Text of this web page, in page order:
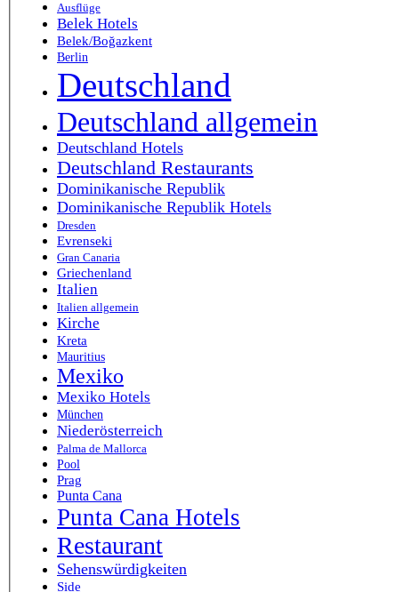
Ausflüge
Belek Hotels
Belek/Boğazkent
Berlin
Deutschland
Deutschland allgemein
Deutschland Hotels
Deutschland Restaurants
Dominikanische Republik
Dominikanische Republik Hotels
Dresden
Evrenseki
Gran Canaria
Griechenland
Italien
Italien allgemein
Kirche
Kreta
Mauritius
Mexiko
Mexiko Hotels
München
Niederösterreich
Palma de Mallorca
Pool
Prag
Punta Cana
Punta Cana Hotels
Restaurant
Sehenswürdigkeiten
Side